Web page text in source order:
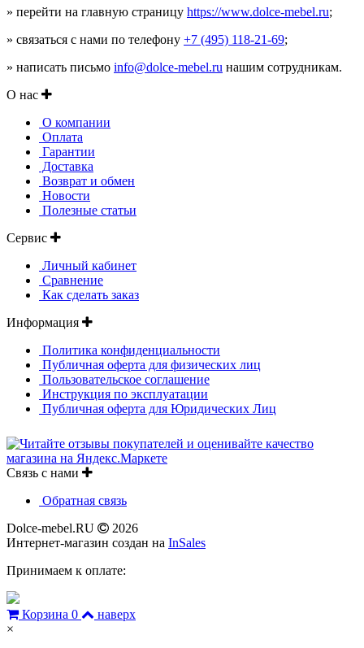
» перейти на главную страницу https://www.dolce-mebel.ru;
» связаться с нами по телефону +7 (495) 118-21-69;
» написать письмо info@dolce-mebel.ru нашим сотрудникам.
О нас
О компании
Оплата
Гарантии
Доставка
Возврат и обмен
Новости
Полезные статьи
Сервис
Личный кабинет
Сравнение
Как сделать заказ
Информация
Политика конфиденциальности
Публичная оферта для физических лиц
Пользовательское соглашение
Инструкция по эксплуатации
Публичная оферта для Юридических Лиц
Связь с нами
Обратная связь
Dolce-mebel.RU
2026
Интернет-магазин создан на InSales
Принимаем к оплате:
Корзина 0
наверх
×